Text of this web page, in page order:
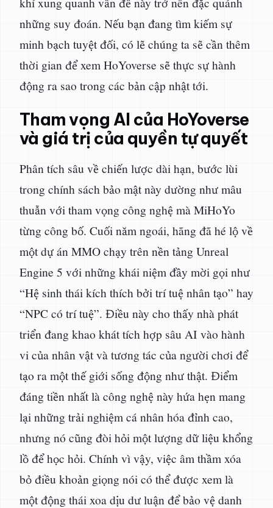
những suy đoán. Nếu bạn đang tìm kiếm sự
minh bạch tuyệt đối, có lẽ chúng ta sẽ cần thêm
thời gian để xem HoYoverse sẽ thực sự hành
động ra sao trong các bản cập nhật tới.
Tham vọng AI của HoYoverse
và giá trị của quyền tự quyết
Phân tích sâu về chiến lược dài hạn, bước lùi
trong chính sách bảo mật này dường như mâu
thuẫn với tham vọng công nghệ mà MiHoYo
từng công bố. Cuối năm ngoái, hãng đã hé lộ về
một dự án MMO chạy trên nền tảng Unreal
Engine 5 với những khái niệm đầy mời gọi như
“Hệ sinh thái kích thích bởi trí tuệ nhân tạo” hay
“NPC có trí tuệ”. Điều này cho thấy nhà phát
triển đang khao khát tích hợp sâu AI vào hành
vi của nhân vật và tương tác của người chơi để
tạo ra một thế giới sống động như thật. Điểm
đáng tiền nhất là công nghệ này hứa hẹn mang
lại những trải nghiệm cá nhân hóa đỉnh cao,
nhưng nó cũng đòi hỏi một lượng dữ liệu khổng
lồ để học hỏi. Chính vì vậy, việc âm thầm xóa
bỏ điều khoản giọng nói có thể được xem là
một động thái xoa dịu dư luận để bảo vệ danh